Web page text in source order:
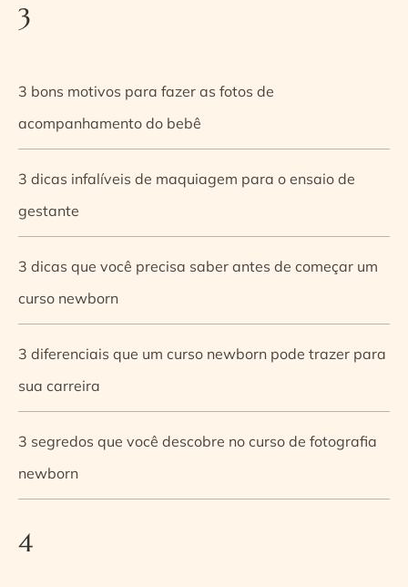
3
3 bons motivos para fazer as fotos de
acompanhamento do bebê
3 dicas infalíveis de maquiagem para o ensaio de
gestante
3 dicas que você precisa saber antes de começar um
curso newborn
3 diferenciais que um curso newborn pode trazer para
sua carreira
3 segredos que você descobre no curso de fotografia
newborn
4